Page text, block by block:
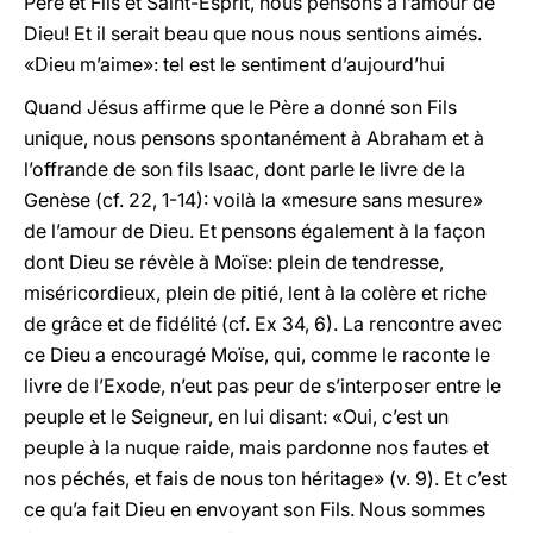
Dieu! Et il serait beau que nous nous sentions aimés.
«Dieu m’aime»: tel est le sentiment d’aujourd’hui
Quand Jésus affirme que le Père a donné son Fils
unique, nous pensons spontanément à Abraham et à
l’offrande de son fils Isaac, dont parle le livre de la
Genèse (cf. 22, 1-14): voilà la «mesure sans mesure»
de l’amour de Dieu. Et pensons également à la façon
dont Dieu se révèle à Moïse: plein de tendresse,
miséricordieux, plein de pitié, lent à la colère et riche
de grâce et de fidélité (cf. Ex 34, 6). La rencontre avec
ce Dieu a encouragé Moïse, qui, comme le raconte le
livre de l’Exode, n’eut pas peur de s’interposer entre le
peuple et le Seigneur, en lui disant: «Oui, c’est un
peuple à la nuque raide, mais pardonne nos fautes et
nos péchés, et fais de nous ton héritage» (v. 9). Et c’est
ce qu’a fait Dieu en envoyant son Fils. Nous sommes